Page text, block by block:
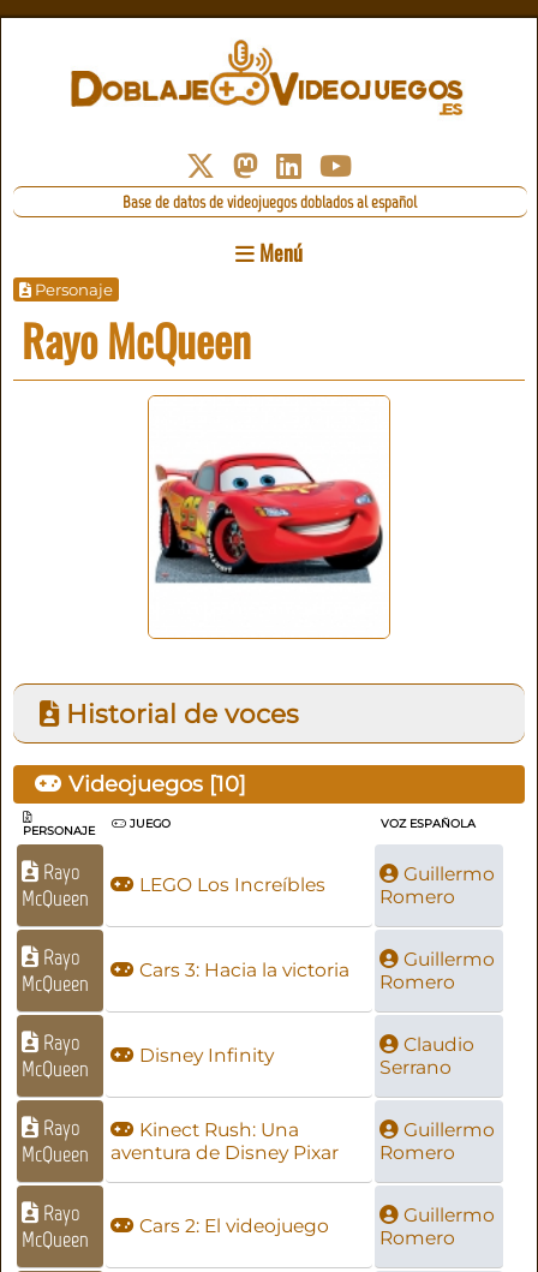
Base de datos de videojuegos doblados al español
Menú
Personaje
Rayo McQueen
Historial de voces
Videojuegos [10]
PERSONAJE
JUEGO VOZ ESPAÑOLA
Rayo
McQueen
LEGO Los Increíbles
Guillermo
Romero
Rayo
McQueen
Cars 3: Hacia la victoria
Guillermo
Romero
Rayo
McQueen
Disney Infinity
Claudio
Serrano
Rayo
McQueen
Kinect Rush: Una
aventura de Disney Pixar
Guillermo
Romero
Rayo
McQueen
Cars 2: El videojuego
Guillermo
Romero